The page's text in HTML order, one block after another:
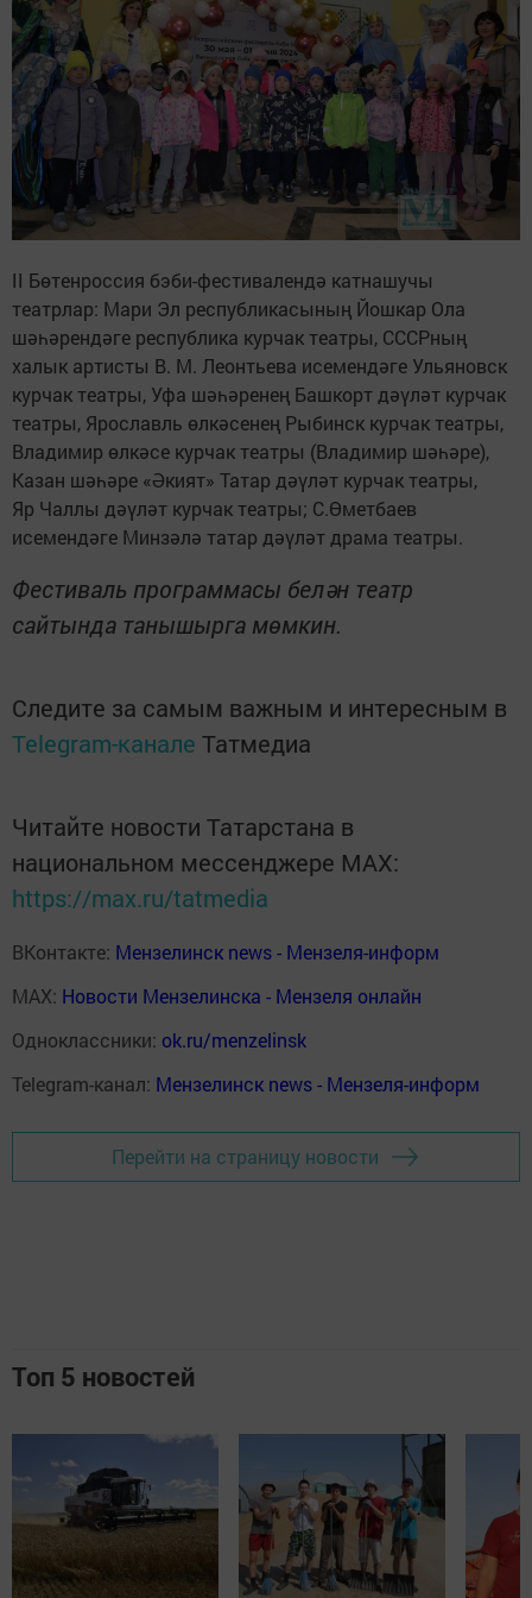
II Бөтенроссия бэби-фестивалендә катнашучы
театрлар: Мари Эл республикасының Йошкар Ола
шәһәрендәге республика курчак театры, СССРның
халык артисты В. М. Леонтьева исемендәге Ульяновск
курчак театры, Уфа шәһәренең Башкорт дәүләт курчак
театры, Ярославль өлкәсенең Рыбинск курчак театры,
Владимир өлкәсе курчак театры (Владимир шәһәре),
Казан шәһәре «Әкият» Татар дәүләт курчак театры,
Яр Чаллы дәүләт курчак театры; С.Өметбаев
исемендәге Минзәлә татар дәүләт драма театры.
Фестиваль программасы белән театр
сайтында танышырга мөмкин.
Следите за самым важным и интересным в
Telegram-канале Татмедиа
Читайте новости Татарстана в
национальном мессенджере MАХ:
https://max.ru/tatmedia
ВКонтакте: Мензелинск news - Мензеля-информ
MAX: Новости Мензелинска - Мензеля онлайн
Одноклассники: ok.ru/menzelinsk
Telegram-канал: Мензелинск news - Мензеля-информ
Перейти на страницу новости
Топ 5 новостей